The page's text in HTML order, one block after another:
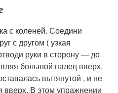
с коленей. Соедини
с другом ( узкая
руки в сторону — до
большой палец вверх.
вытянутой , и не
вверх. В этом упражнении